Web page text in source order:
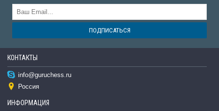
ПОДПИСАТЬСЯ
КОНТАКТЫ
info@guruchess.ru
Россия
ИНФОРМАЦИЯ